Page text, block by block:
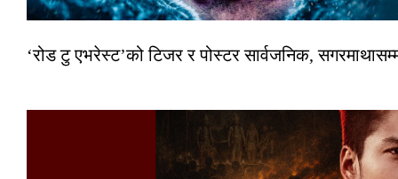
‘रोड टु एभरेस्ट’को टिजर र पोस्टर सार्वजनिक,